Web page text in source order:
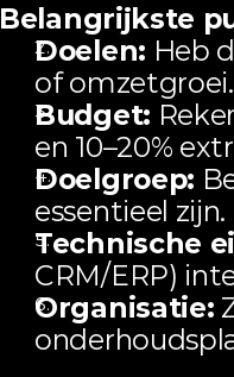
Belangrijkste
Doelen: Heb
of omzetgroei.
Budget:
en 10–20%
Doelgroep:
essentieel zijn.
Technische
CRM/ERP)
Organisatie: